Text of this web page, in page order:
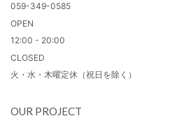
059-349-0585
OPEN
12:00 - 20:00
CLOSED
火・水・木曜定休（祝日を除く）
OUR PROJECT